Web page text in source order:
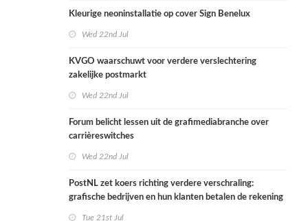
Kleurige neoninstallatie op cover Sign Benelux
Wed 22nd Jul
KVGO waarschuwt voor verdere verslechtering
zakelijke postmarkt
Wed 22nd Jul
Forum belicht lessen uit de grafimediabranche over
carrièreswitches
Wed 22nd Jul
PostNL zet koers richting verdere verschraling:
grafische bedrijven en hun klanten betalen de rekening
Tue 21st Jul